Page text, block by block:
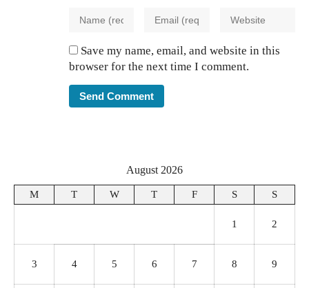
Save my name, email, and website in this
browser for the next time I comment.
August 2026
M T W T F S S
1 2
3 4 5 6 7 8 9